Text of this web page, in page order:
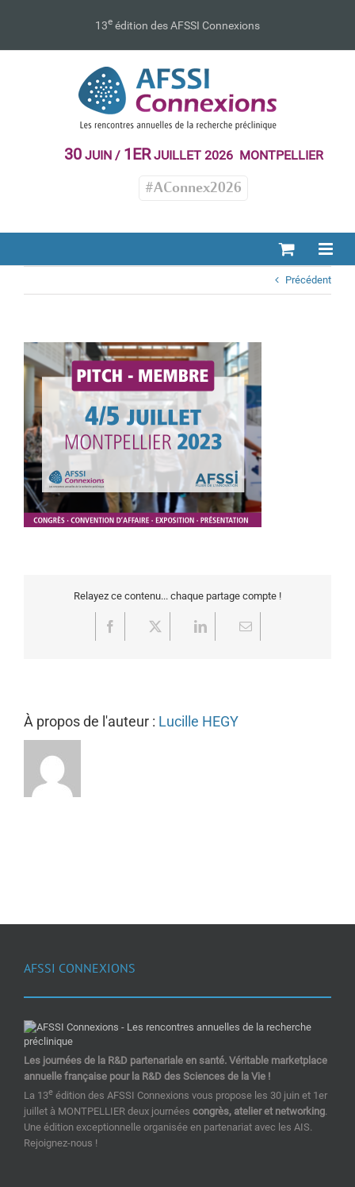
13e édition des AFSSI Connexions
30JUIN / 1ERJUILLET 2026 MONTPELLIER
#AConnex2026
Précédent
Relayez ce contenu... chaque partage compte !
Facebook LinkedInEmail
À propos de l'auteur : Lucille HEGY
AFSSI CONNEXIONS
Les journées de la R&D partenariale en santé. Véritable marketplace
annuelle française pour la R&D des Sciences de la Vie !
La 13e édition des AFSSI Connexions vous propose les 30 juin et 1er
juillet à MONTPELLIER deux journées congrès, atelier et networking.
Une édition exceptionnelle organisée en partenariat avec les AIS.
Rejoignez-nous !